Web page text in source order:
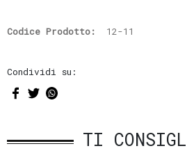
Codice Prodotto: 12-11
Condividi su:
TI